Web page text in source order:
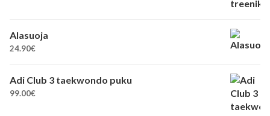
Alasuoja
24.90€
Adi Club 3 taekwondo puku
99.00€